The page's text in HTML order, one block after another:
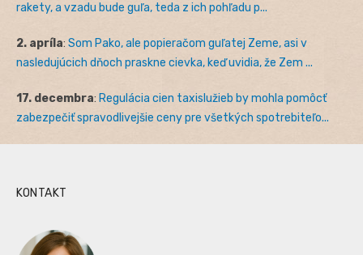
rakety, a vzadu bude guľa, teda z ich pohľadu p...
2. apríla: Som Pako, ale popieračom guľatej Zeme, asi v
nasledujúcich dňoch praskne cievka, keď uvidia, že Zem ...
17. decembra: Regulácia cien taxislužieb by mohla pomôcť
zabezpečiť spravodlivejšie ceny pre všetkých spotrebiteľo...
KONTAKT